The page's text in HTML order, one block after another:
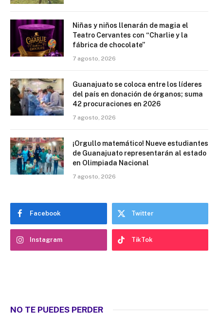
Niñas y niños llenarán de magia el
Teatro Cervantes con “Charlie y la
fábrica de chocolate”
7 agosto, 2026
Guanajuato se coloca entre los líderes
del país en donación de órganos; suma
42 procuraciones en 2026
7 agosto, 2026
¡Orgullo matemático! Nueve estudiantes
de Guanajuato representarán al estado
en Olimpiada Nacional
7 agosto, 2026
Facebook Twitter
Instagram TikTok
NO TE PUEDES PERDER